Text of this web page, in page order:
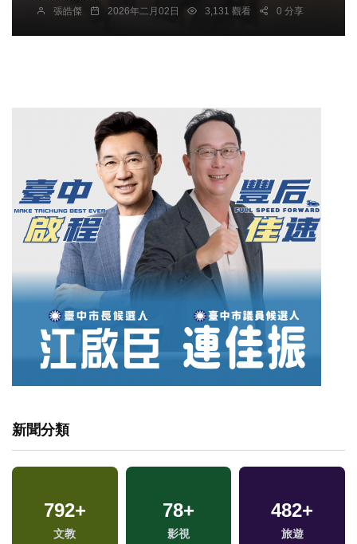
張皓傑 2026年二月02日 3,131 觀看 0 分享
新聞分類
792+
文教
78+
影視
482+
旅遊